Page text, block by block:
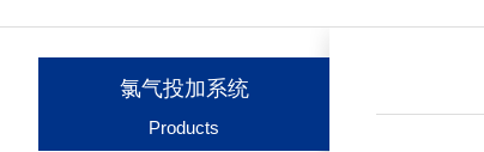
氯气投加系统
Products